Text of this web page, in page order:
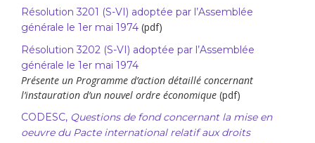
Résolution 3201 (S-VI) adoptée par l’Assemblée
générale le 1er mai 1974 (pdf)
Résolution 3202 (S-VI) adoptée par l’Assemblée
générale le 1er mai 1974
Présente un Programme d’action détaillé concernant
l’instauration d’un nouvel ordre économique (pdf)
CODESC, Questions de fond concernant la mise en
oeuvre du Pacte international relatif aux droits